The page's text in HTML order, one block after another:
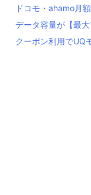
ドコモ・ahamo月
データ容量が【最
クーポン利用でUQ